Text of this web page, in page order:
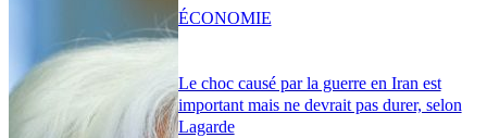
Le choc causé par la guerre en Iran est
important mais ne devrait pas durer, selon
Lagarde
ÉCONOMIE